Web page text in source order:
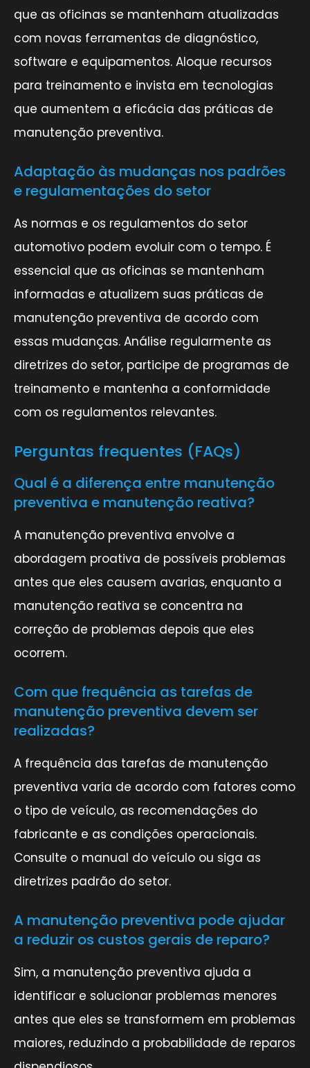
que as oficinas se mantenham atualizadas
com novas ferramentas de diagnóstico,
software e equipamentos. Aloque recursos
para treinamento e invista em tecnologias
que aumentem a eficácia das práticas de
manutenção preventiva.
Adaptação às mudanças nos padrões
e regulamentações do setor
As normas e os regulamentos do setor
automotivo podem evoluir com o tempo. É
essencial que as oficinas se mantenham
informadas e atualizem suas práticas de
manutenção preventiva de acordo com
essas mudanças. Análise regularmente as
diretrizes do setor, participe de programas de
treinamento e mantenha a conformidade
com os regulamentos relevantes.
Perguntas frequentes (FAQs)
Qual é a diferença entre manutenção
preventiva e manutenção reativa?
A manutenção preventiva envolve a
abordagem proativa de possíveis problemas
antes que eles causem avarias, enquanto a
manutenção reativa se concentra na
correção de problemas depois que eles
ocorrem.
Com que frequência as tarefas de
manutenção preventiva devem ser
realizadas?
A frequência das tarefas de manutenção
preventiva varia de acordo com fatores como
o tipo de veículo, as recomendações do
fabricante e as condições operacionais.
Consulte o manual do veículo ou siga as
diretrizes padrão do setor.
A manutenção preventiva pode ajudar
a reduzir os custos gerais de reparo?
Sim, a manutenção preventiva ajuda a
identificar e solucionar problemas menores
antes que eles se transformem em problemas
maiores, reduzindo a probabilidade de reparos